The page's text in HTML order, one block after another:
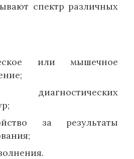
спектр различных
или мышечное
диагностических
за результаты